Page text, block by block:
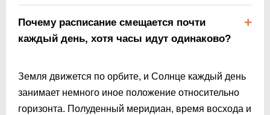
Почему расписание смещается почти
каждый день, хотя часы идут одинаково?
Земля движется по орбите, и Солнце каждый день
занимает немного иное положение относительно
горизонта. Полуденный меридиан, время восхода и